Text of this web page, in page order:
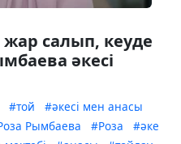
салып, кеуде
әкесі
#той
#әкесі мен анасы
Рымбаева #Роза
#әке